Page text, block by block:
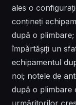
ales o
conțineți
după o
împărtășiți un
echipamentul
noi; notele de
după o plimbare